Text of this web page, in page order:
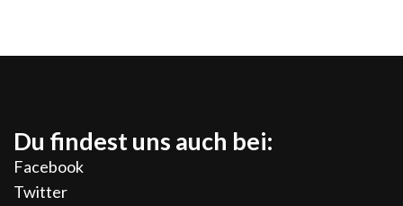
Du findest uns auch bei:
Facebook
Twitter